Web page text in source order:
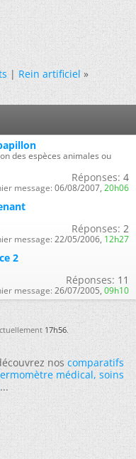
|Rein artificiel »
des espèces animales ou
Réponses: 4
message: 06/08/2007, 20h06
Réponses: 2
message: 22/05/2006, 12h27
2
Réponses: 11
message: 26/07/2005, 09h10
17h56.
noscomparatifs
médical,soins
...